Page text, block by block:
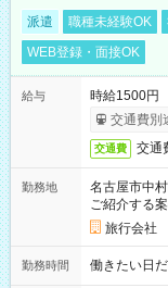
派遣 職種未経験OK
WEB登録・面接OK
給与
時給1500円
交通費別
交通費 交通
勤務地
名古屋市中
ご紹介する
旅行会社
勤務時間 働きたい日